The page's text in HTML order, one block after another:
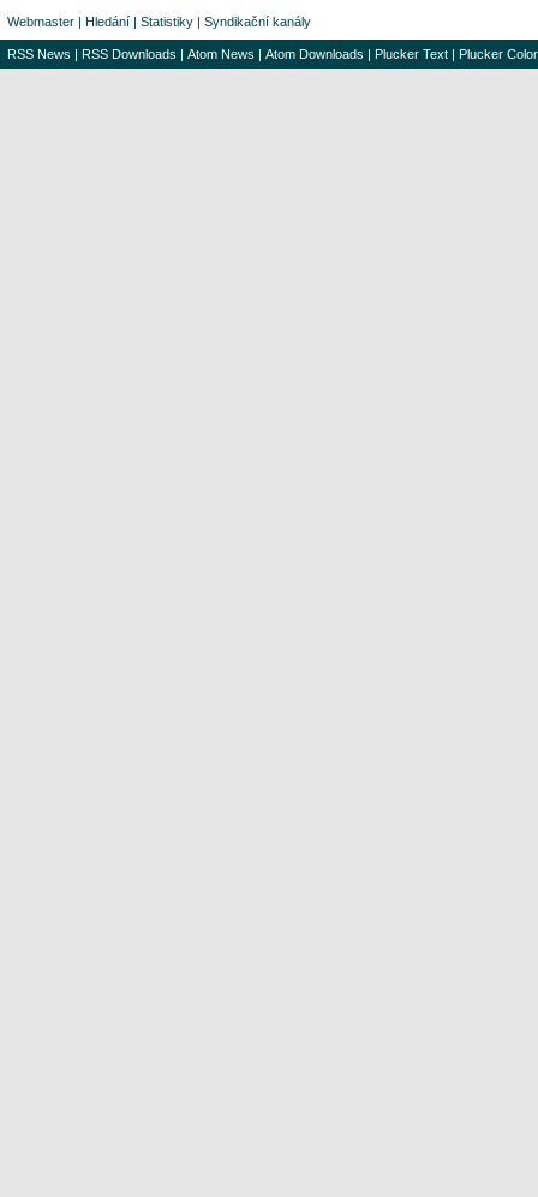
Webmaster | Hledání | Statistiky | Syndikační kanály
RSS News | RSS Downloads | Atom News | Atom Downloads | Plucker Text | Plucker Color